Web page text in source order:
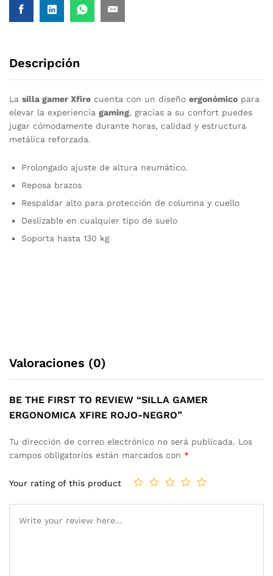
Descripción
La silla gamer Xfire cuenta con un diseño ergonómico para
elevar la experiencia gaming, gracias a su confort puedes
jugar cómodamente durante horas, calidad y estructura
metálica reforzada.
Prolongado ajuste de altura neumático.
Reposa brazos
Respaldar alto para protección de columna y cuello
Deslizable en cualquier tipo de suelo
Soporta hasta 130 kg
Valoraciones (0)
BE THE FIRST TO REVIEW “SILLA GAMER
ERGONOMICA XFIRE ROJO-NEGRO”
Tu dirección de correo electrónico no será publicada. Los
campos obligatorios están marcados con *
Your rating of this product